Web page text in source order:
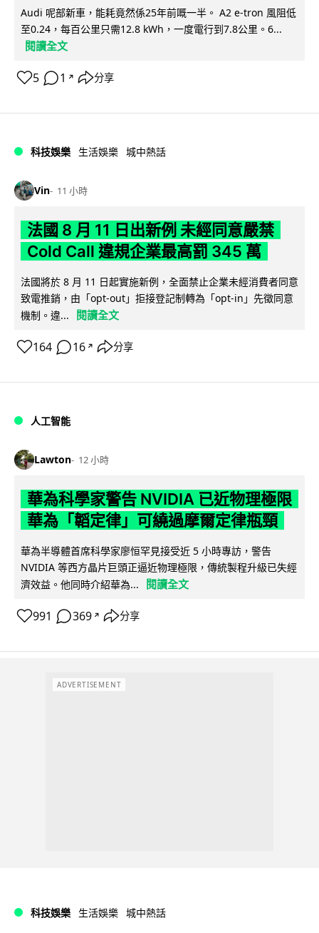
Audi 呢部新車，能耗竟然係25年前嘅一半。 A2 e-tron 風阻低
至0.24，每百公里只需12.8 kWh，一度電行到7.8公里。6...
閱讀全文
5 1 ↗ 分享
科技娛樂 生活娛樂 城中熱話
Vin 11 小時
法國 8 月 11 日出新例 未經同意嚴禁
Cold Call 違規企業最高罰 345 萬
法國將於 8 月 11 日起實施新例，全面禁止企業未經消費者同意
致電推銷，由「opt-out」拒接登記制轉為「opt-in」先徵同意
機制。違...
閱讀全文
164 16 ↗ 分享
人工智能
Lawton 12 小時
華為科學家警告 NVIDIA 已近物理極限
華為「韜定律」可繞過摩爾定律瓶頸
華為半導體首席科學家廖恒罕見接受近 5 小時專訪，警告
NVIDIA 等西方晶片巨頭正逼近物理極限，傳統製程升級已失經
濟效益。他同時介紹華為...
閱讀全文
991 369 ↗ 分享
ADVERTISEMENT
科技娛樂 生活娛樂 城中熱話